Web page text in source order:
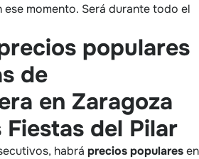
momento. Será durante todo el
populares
de
en Zaragoza
del Pilar
habrá preciospopularesen